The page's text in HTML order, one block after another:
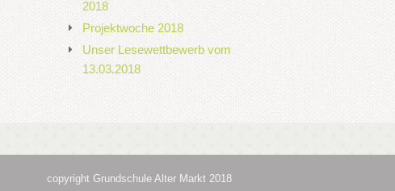
2018
Projektwoche 2018
Unser Lesewettbewerb vom
13.03.2018
copyright Grundschule Alter Markt 2018